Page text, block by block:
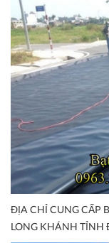
ĐỊA CHỈ CUNG CẤP
LONG KHÁNH TỈNH